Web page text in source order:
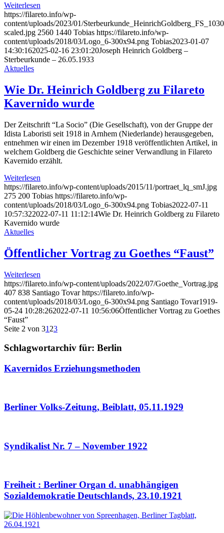
Weiterlesen
https://filareto.info/wp-
content/uploads/2023/01/
scaled.jpg 2560 1440 Tobias https://filareto.info/wp-
content/uploads/2018/03/Logo_6-300x94.png Tobias2023-01-07
14:30:162025-02-16 23:01:20Joseph Heinrich Goldberg –
Sterbeurkunde – 26.05.1933
Aktuelles
Wie Dr. Heinrich Goldberg zu Filareto
Kavernido wurde
Der Zeitschrift “La Socio” (Die Gesellschaft), von der Gruppe der
Idista Laboristi seit 1918 in Arnhem (Niederlande) herausgegeben,
entnehmen wir einen im Dezember 1918 veröffentlichten Artikel, in
welchem Goldberg die Geschichte seiner Verwandlung in Filareto
Kavernido erzählt.
Weiterlesen
https://filareto.info/wp-content/uploads/2015/11/portraet_lq_smJ.jpg
275 200 Tobias https://filareto.info/wp-
content/uploads/2018/03/Logo_6-300x94.png Tobias2022-07-11
10:57:322022-07-11 11:12:14Wie Dr. Heinrich Goldberg zu Filareto
Kavernido wurde
Aktuelles
Öffentlicher Vortrag zu Goethes “Faust”
Weiterlesen
https://filareto.info/wp-content/uploads/2022/07/Goethe_Vortrag.jpg
407 838 Santiago Tovar https://filareto.info/wp-
content/uploads/2018/03/Logo_6-300x94.png Santiago Tovar1919-
05-24 10:28:262022-07-11 10:56:06Öffentlicher Vortrag zu Goethes
“Faust”
Seite 2 von 31 23
Schlagwortarchiv für: Berlin
Kavernidos Erziehungsmethoden
Berliner Volks-Zeitung, Beiblatt, 05.11.1929
Syndikalist Nr. 7 – November 1922
Freiheit : Berliner Organ d. unabhängigen
Sozialdemokratie Deutschlands, 23.10.1921